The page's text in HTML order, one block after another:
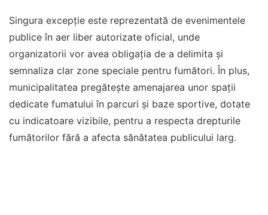
Singura excepție este reprezentată de evenimentele
publice în aer liber autorizate oficial, unde
organizatorii vor avea obligația de a delimita și
semnaliza clar zone speciale pentru fumători. În plus,
municipalitatea pregătește amenajarea unor spații
dedicate fumatului în parcuri și baze sportive, dotate
cu indicatoare vizibile, pentru a respecta drepturile
fumătorilor fără a afecta sănătatea publicului larg.